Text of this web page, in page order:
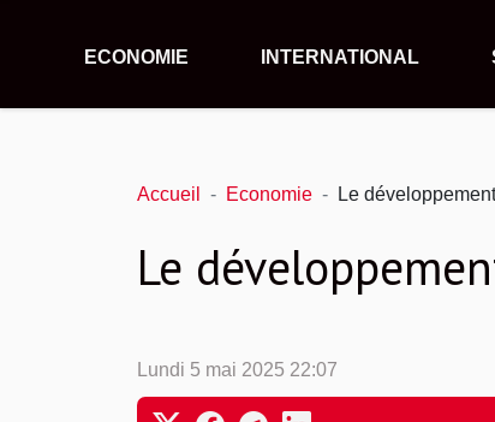
ECONOMIE INTERNATIONAL
Accueil Economie Le
Le
Lundi 5 mai 2025 22:07